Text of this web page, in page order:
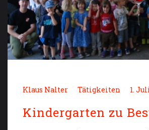
Klaus Nalter Tätigkeiten 1.
Kindergarten zu